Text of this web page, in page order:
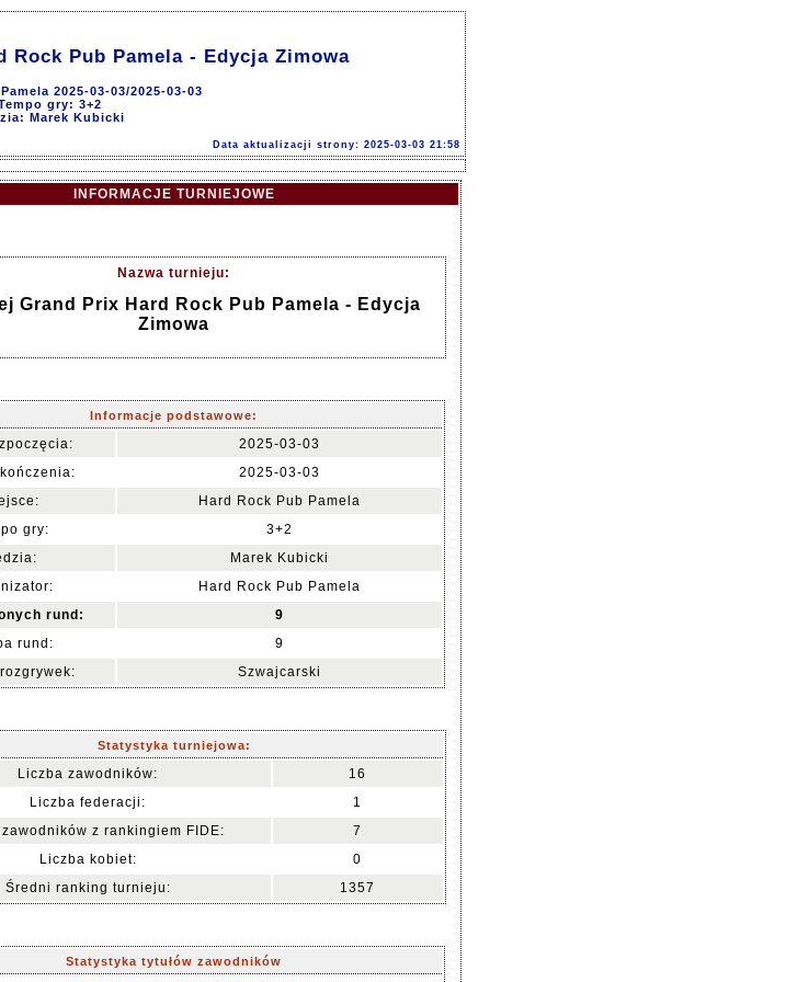
Pub Pamela - Edycja Zimowa
2025-03-03/2025-03-03
gry: 3+2
Marek Kubicki
Data aktualizacji strony: 2025-03-03 21:58
INFORMACJE TURNIEJOWE
Nazwa turnieju:
Grand Prix Hard Rock Pub Pamela - Edycja
Zimowa
Informacje podstawowe:
2025-03-03
2025-03-03
Hard Rock Pub Pamela
gry:
3+2
Marek Kubicki
Hard Rock Pub Pamela
rund:
9
rund:
9
Szwajcarski
Statystyka turniejowa:
Liczba zawodników:
16
Liczba federacji:
1
z rankingiem FIDE:
7
Liczba kobiet:
0
Średni ranking turnieju:
1357
Statystyka tytułów zawodników